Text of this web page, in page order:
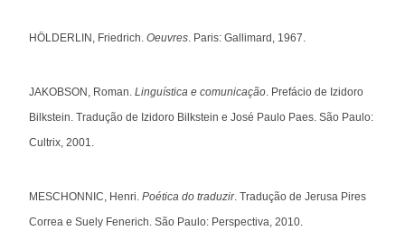
HÖLDERLIN, Friedrich. Oeuvres. Paris: Gallimard, 1967.
JAKOBSON, Roman. Linguística e comunicação. Prefácio de Izidoro
Bilkstein. Tradução de Izidoro Bilkstein e José Paulo Paes. São Paulo:
Cultrix, 2001.
MESCHONNIC, Henri. Poética do traduzir. Tradução de Jerusa Pires
Correa e Suely Fenerich. São Paulo: Perspectiva, 2010.